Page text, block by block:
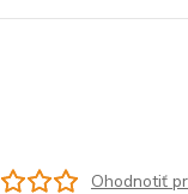
Ohodnotiť